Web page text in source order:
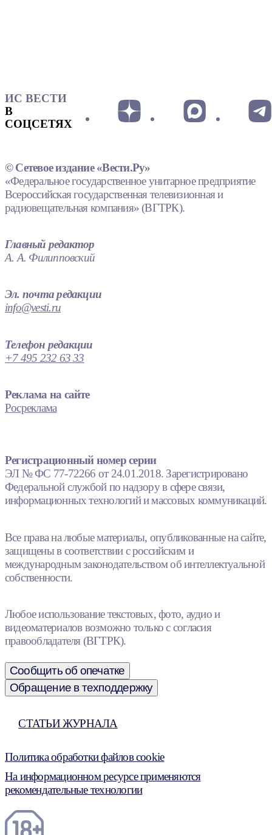
ИС ВЕСТИ
В
СОЦСЕТЯХ
© Сетевое издание «Вести.Ру»
«Федеральное государственное унитарное предприятие
Всероссийская государственная телевизионная и
радиовещательная компания» (ВГТРК).
Главный редактор
А. А. Филипповский
Эл. почта редакции
info@vesti.ru
Телефон редакции
+7 495 232 63 33
Реклама на сайте
Росреклама
Регистрационный номер серии
ЭЛ № ФС 77-72266 от 24.01.2018. Зарегистрировано
Федеральной службой по надзору в сфере связи,
информационных технологий и массовых коммуникаций.
Все права на любые материалы, опубликованные на сайте,
защищены в соответствии с российским и
международным законодательством об интеллектуальной
собственности.
Любое использование текстовых, фото, аудио и
видеоматериалов возможно только с согласия
правообладателя (ВГТРК).
Сообщить об опечатке
Обращение в техподдержку
СТАТЬИ ЖУРНАЛА
Политика обработки файлов cookie
На информационном ресурсе применяются
рекомендательные технологии